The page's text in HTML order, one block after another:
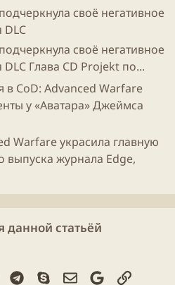
своё негативное
своё негативное
Глава CD Projekt по...
в CoD: Advanced Warfare
у «Аватара» Джеймса
Warfare украсила главную
выпуска журнала Edge,
данной статьёй
PinterestTelegram
SkypeЭлектронная
GoogleСсылка